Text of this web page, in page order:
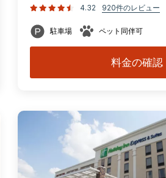
4.32
920件のレビュー
駐車場 ペット同伴可
料金の確認